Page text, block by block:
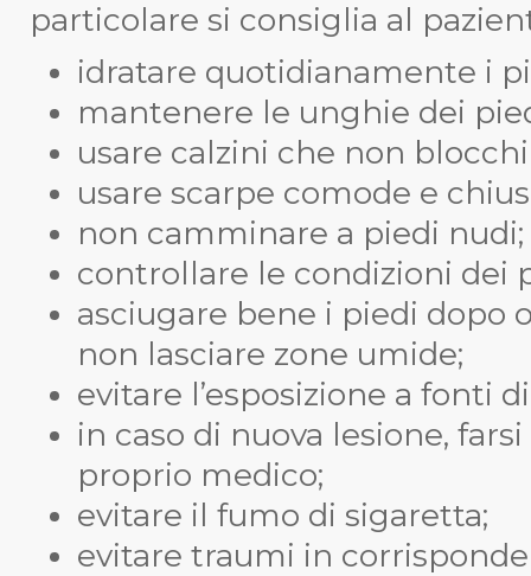
particolare si consiglia al
idratare quotidianamente i
mantenere le unghie dei
usare calzini che non
usare scarpe comode e
non camminare a piedi nudi;
controllare le condizioni dei
asciugare bene i piedi dopo
non lasciare zone umide;
evitare l’esposizione a fonti
in caso di nuova lesione,
proprio medico;
evitare il fumo di sigaretta;
evitare traumi in